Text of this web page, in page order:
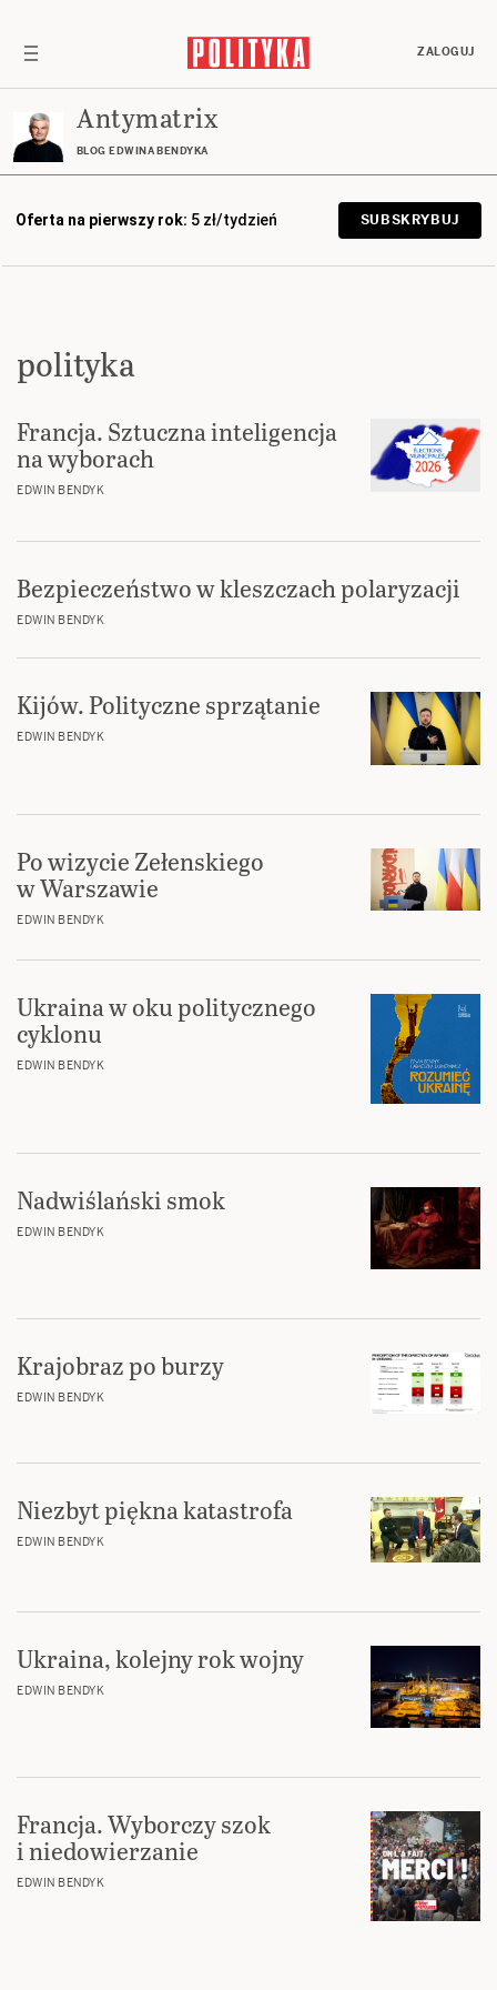
ZALOGUJ
Antymatrix
BLOG EDWINA BENDYKA
Oferta na pierwszy rok: 5 zł/tydzień SUBSKRYBUJ
polityka
Francja. Sztuczna inteligencja
na wyborach
EDWIN BENDYK
Bezpieczeństwo w kleszczach polaryzacji
EDWIN BENDYK
Kijów. Polityczne sprzątanie
EDWIN BENDYK
Po wizycie Zełenskiego
w Warszawie
EDWIN BENDYK
Ukraina w oku politycznego
cyklonu
EDWIN BENDYK
Nadwiślański smok
EDWIN BENDYK
Krajobraz po burzy
EDWIN BENDYK
Niezbyt piękna katastrofa
EDWIN BENDYK
Ukraina, kolejny rok wojny
EDWIN BENDYK
Francja. Wyborczy szok
i niedowierzanie
EDWIN BENDYK